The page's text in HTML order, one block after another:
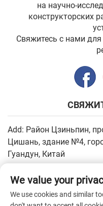
на научно-
конструкторских
Свяжитесь с нами
Add: Район Цзиньпин,
Цишань, здание №4,
Гуандун, Китай
+86-13502930779
We value your
We use cookies and similar